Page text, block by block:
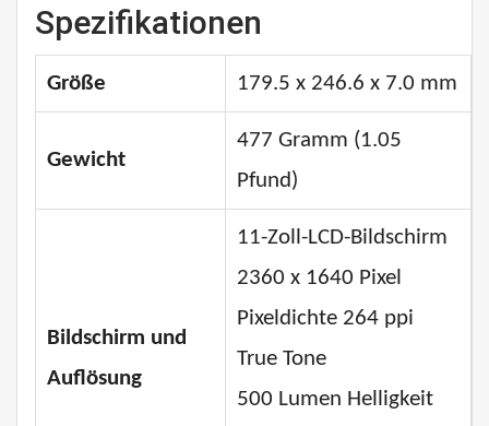
Spezifikationen
Größe 179.5 x 246.6 x 7.0 mm
Gewicht
477 Gramm (1.05
Pfund)
Bildschirm und
Auflösung
11-Zoll-LCD-Bildschirm
2360 x 1640 Pixel
Pixeldichte 264 ppi
True Tone
500 Lumen Helligkeit